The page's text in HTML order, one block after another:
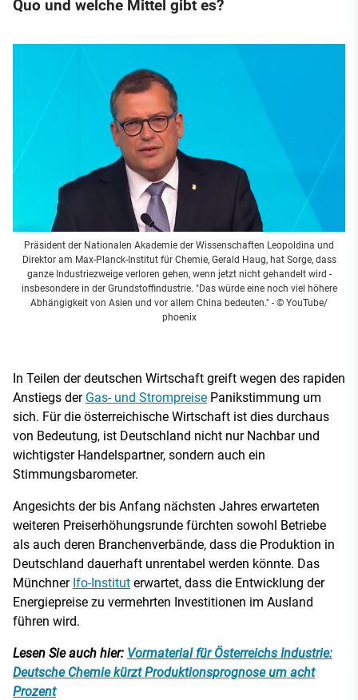
Quo und welche Mittel gibt es?
Präsident der Nationalen Akademie der Wissenschaften Leopoldina und
Direktor am Max-Planck-Institut für Chemie, Gerald Haug, hat Sorge, dass
ganze Industriezweige verloren gehen, wenn jetzt nicht gehandelt wird -
insbesondere in der Grundstoffindustrie. "Das würde eine noch viel höhere
Abhängigkeit von Asien und vor allem China bedeuten." - © YouTube/
phoenix
In Teilen der deutschen Wirtschaft greift wegen des rapiden
Anstiegs der Gas- und Strompreise Panikstimmung um
sich. Für die österreichische Wirtschaft ist dies durchaus
von Bedeutung, ist Deutschland nicht nur Nachbar und
wichtigster Handelspartner, sondern auch ein
Stimmungsbarometer.
Angesichts der bis Anfang nächsten Jahres erwarteten
weiteren Preiserhöhungsrunde fürchten sowohl Betriebe
als auch deren Branchenverbände, dass die Produktion in
Deutschland dauerhaft unrentabel werden könnte. Das
Münchner Ifo-Institut erwartet, dass die Entwicklung der
Energiepreise zu vermehrten Investitionen im Ausland
führen wird.
Lesen Sie auch hier: Vormaterial für Österreichs Industrie:
Deutsche Chemie kürzt Produktionsprognose um acht
Prozent